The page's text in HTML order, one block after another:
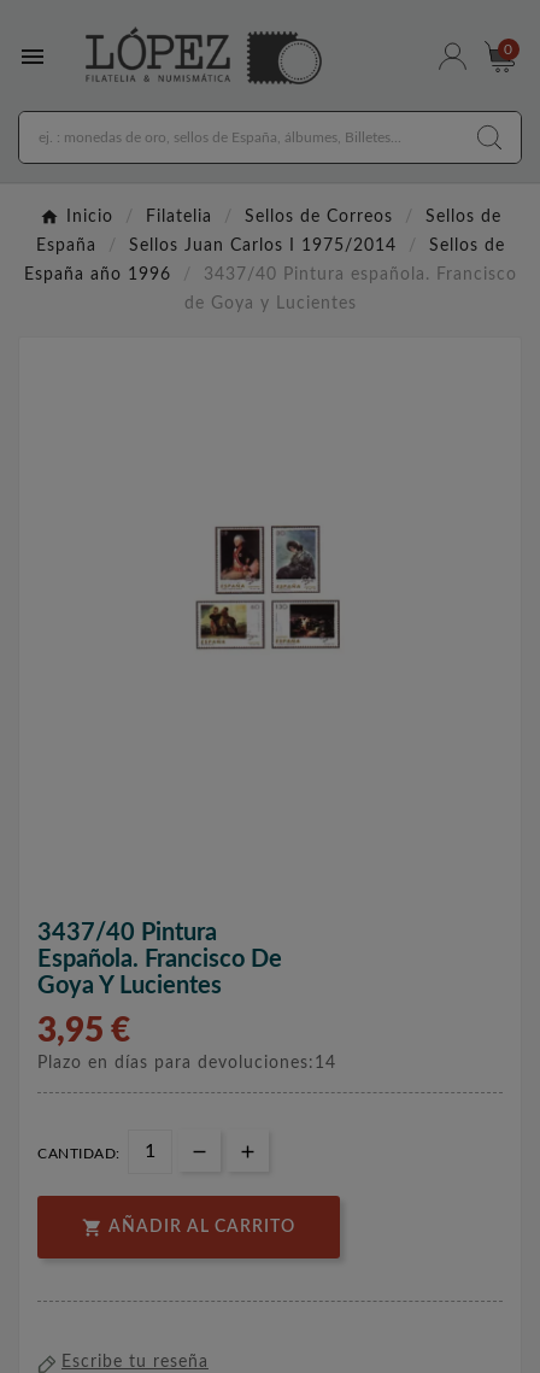
 0
Inicio Filatelia Sellos de Correos
Sellos de
España
Sellos Juan Carlos I 1975/2014
Sellos de
España año 1996
3437/40 Pintura española. Francisco
de Goya y Lucientes
3437/40 Pintura
Española. Francisco De
Goya Y Lucientes
3,95 €
Plazo en días para devoluciones:14
CANTIDAD:
 AÑADIR AL CARRITO
Escribe tu reseña